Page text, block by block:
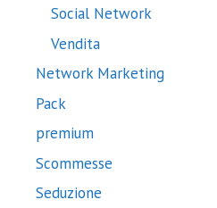
Social Network
Vendita
Network Marketing
Pack
premium
Scommesse
Seduzione